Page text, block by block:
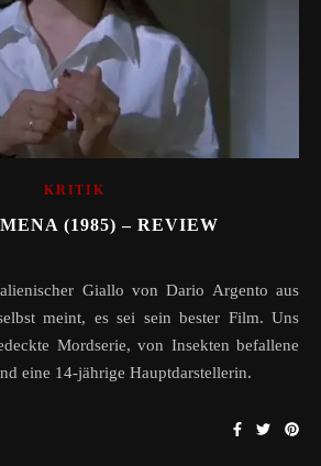
KRITIK
(1985) – REVIEW
meint, es sei sein bester Film. Uns
Mordserie, von Insekten befallene
eine 14-jährige Hauptdarstellerin.